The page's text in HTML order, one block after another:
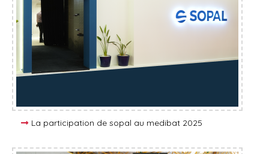
La participation de sopal au medibat 2025